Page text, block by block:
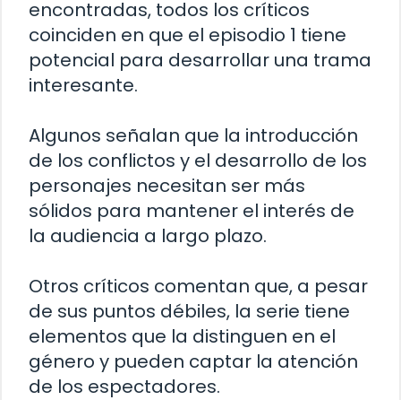
encontradas, todos los críticos
coinciden en que el episodio 1 tiene
potencial para desarrollar una trama
interesante.
Algunos señalan que la introducción
de los conflictos y el desarrollo de los
personajes necesitan ser más
sólidos para mantener el interés de
la audiencia a largo plazo.
Otros críticos comentan que, a pesar
de sus puntos débiles, la serie tiene
elementos que la distinguen en el
género y pueden captar la atención
de los espectadores.